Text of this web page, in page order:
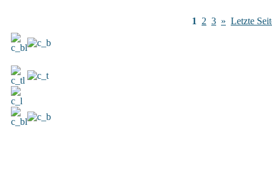
1 2 3 » Letzte